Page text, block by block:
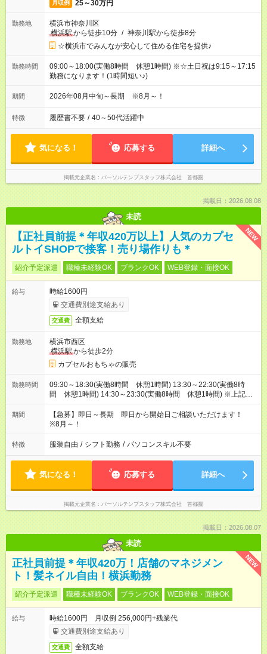
月収例 25～30万円
勤務地
横浜市神奈川区
横浜駅から徒歩10分 / 神奈川駅から徒歩8分
☆横浜市でみんなが安心して住める住宅を提供♪
勤務時間
09:00～18:00(実働8時間 休憩1時間) ※☆土日祝は9:15～17:15
勤務になります！(1時間短い♪)
期間 2026年08月中旬～長期 ※8月～！
特徴 履歴書不要 / 40～50代活躍中
気になる！ 応募する 詳細へ
掲載元企業名 パーソルテンプスタッフ株式会社 首都圏
掲載日：2026.08.08
未読
NEW
【正社員前提＊年収420万以上】人気のカプセ
ルトイSHOPで接客！売り場作りも＊
紹介予定派遣 職種未経験OK ブランクOK WEB登録・面接OK
給与
時給1600円
交通費別途支給あり
交通費 全額支給
勤務地
横浜市西区
横浜駅から徒歩2分
カプセルおもちゃの販売
勤務時間
09:30～18:30(実働8時間 休憩1時間) 13:30～22:30(実働8時
間 休憩1時間) 14:30～23:30(実働8時間 休憩1時間) ※上記は
一例です。9:30～23:30の中でシフト制です
期間
【急募】即日～長期 即日から開始日ご相談いただけます！
※8月～！
特徴 服装自由 / シフト勤務 / パソコンスキル不要
気になる！ 応募する 詳細へ
掲載元企業名 パーソルテンプスタッフ株式会社 首都圏
掲載日：2026.08.07
未読
NEW
正社員前提＊年収420万！店舗のマネジメン
ト！髪ネイル自由！横浜勤務
紹介予定派遣 職種未経験OK ブランクOK WEB登録・面接OK
給与
時給1600円 月収例 256,000円+残業代
交通費別途支給あり
交通費 全額支給